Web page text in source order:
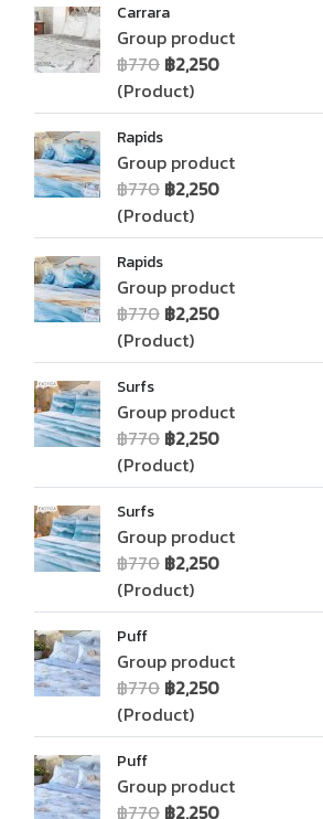
Carrara
Group product
฿770 ฿2,250
(Product)
Rapids
Group product
฿770 ฿2,250
(Product)
Rapids
Group product
฿770 ฿2,250
(Product)
Surfs
Group product
฿770 ฿2,250
(Product)
Surfs
Group product
฿770 ฿2,250
(Product)
Puff
Group product
฿770 ฿2,250
(Product)
Puff
Group product
฿770 ฿2,250